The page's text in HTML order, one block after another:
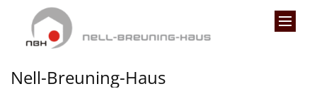
Zum Inhalt springen
Nell-Breuning-Haus